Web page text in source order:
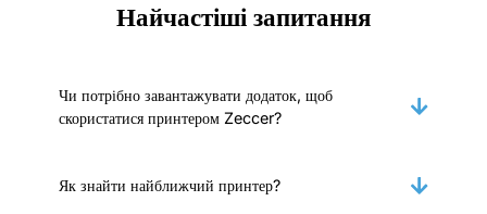
Найчастіші запитання
Чи потрібно завантажувати додаток, щоб
скористатися принтером Zeccer?
Як знайти найближчий принтер?